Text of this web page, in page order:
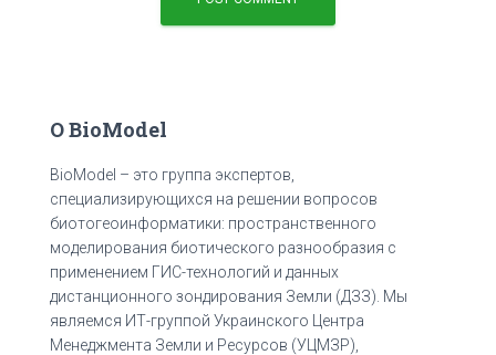
О BioModel
BioModel – это группа экспертов,
специализирующихся на решении вопросов
биотогеоинформатики: пространственного
моделирования биотического разнообразия с
применением ГИС-технологий и данных
дистанционного зондирования Земли (ДЗЗ). Мы
являемся ИТ-группой Украинского Центра
Менеджмента Земли и Ресурсов (УЦМЗР),